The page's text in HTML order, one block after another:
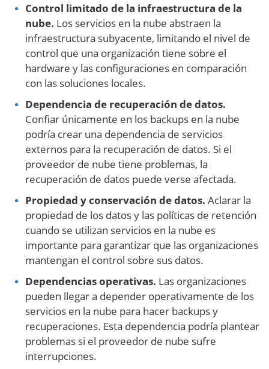
Control limitado de la infraestructura de la
nube. Los servicios en la nube abstraen la
infraestructura subyacente, limitando el nivel de
control que una organización tiene sobre el
hardware y las configuraciones en comparación
con las soluciones locales.
Dependencia de recuperación de datos.
Confiar únicamente en los backups en la nube
podría crear una dependencia de servicios
externos para la recuperación de datos. Si el
proveedor de nube tiene problemas, la
recuperación de datos puede verse afectada.
Propiedad y conservación de datos. Aclarar la
propiedad de los datos y las políticas de retención
cuando se utilizan servicios en la nube es
importante para garantizar que las organizaciones
mantengan el control sobre sus datos.
Dependencias operativas. Las organizaciones
pueden llegar a depender operativamente de los
servicios en la nube para hacer backups y
recuperaciones. Esta dependencia podría plantear
problemas si el proveedor de nube sufre
interrupciones.